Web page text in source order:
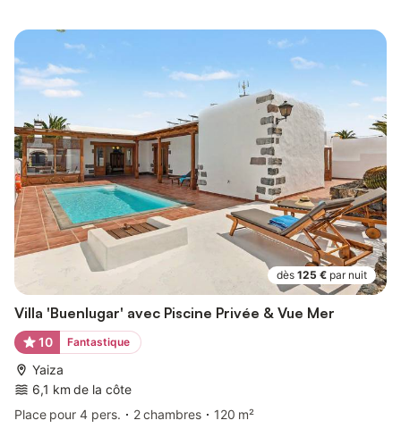
dès 125 € par nuit
Villa 'Buenlugar' avec Piscine Privée & Vue Mer
10 Fantastique
Yaiza
6,1 km de la côte
Place pour 4 pers.
2 chambres
120 m²